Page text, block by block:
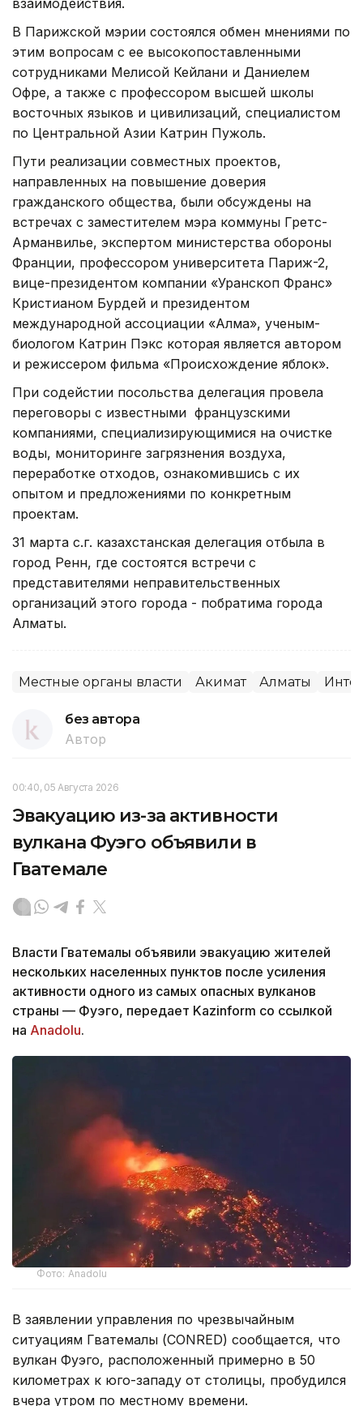
В Парижской мэрии состоялся обмен мнениями по
этим вопросам с ее высокопоставленными
сотрудниками Мелисой Кейлани и Даниелем
Офре, а также с профессором высшей школы
восточных языков и цивилизаций, специалистом
по Центральной Азии Катрин Пужоль.
Пути реализации совместных проектов,
направленных на повышение доверия
гражданского общества, были обсуждены на
встречах с заместителем мэра коммуны Гретс-
Арманвилье, экспертом министерства обороны
Франции, профессором университета Париж-2,
вице-президентом компании «Уранскоп Франс»
Кристианом Бурдей и президентом
международной ассоциации «Алма», ученым-
биологом Катрин Пэкс которая является автором
и режиссером фильма «Происхождение яблок».
При содейстии посольства делегация провела
переговоры с известными французскими
компаниями, специализирующимися на очистке
воды, мониторинге загрязнения воздуха,
переработке отходов, ознакомившись с их
опытом и предложениями по конкретным
проектам.
31 марта с.г. казахстанская делегация отбыла в
город Ренн, где состоятся встречи с
представителями неправительственных
организаций этого города - побратима города
Алматы.
Местные органы власти Акимат Алматы
без автора
Автор
00:40, 05 Августа 2026
Эвакуацию из-за активности
вулкана Фуэго объявили в
Гватемале
Власти Гватемалы объявили эвакуацию жителей
нескольких населенных пунктов после усиления
активности одного из самых опасных вулканов
страны — Фуэго, передает Kazinform со ссылкой
на Anadolu.
Фото: Anadolu
В заявлении управления по чрезвычайным
ситуациям Гватемалы (CONRED) сообщается, что
вулкан Фуэго, расположенный примерно в 50
километрах к юго-западу от столицы, пробудился
вчера утром по местному времени.